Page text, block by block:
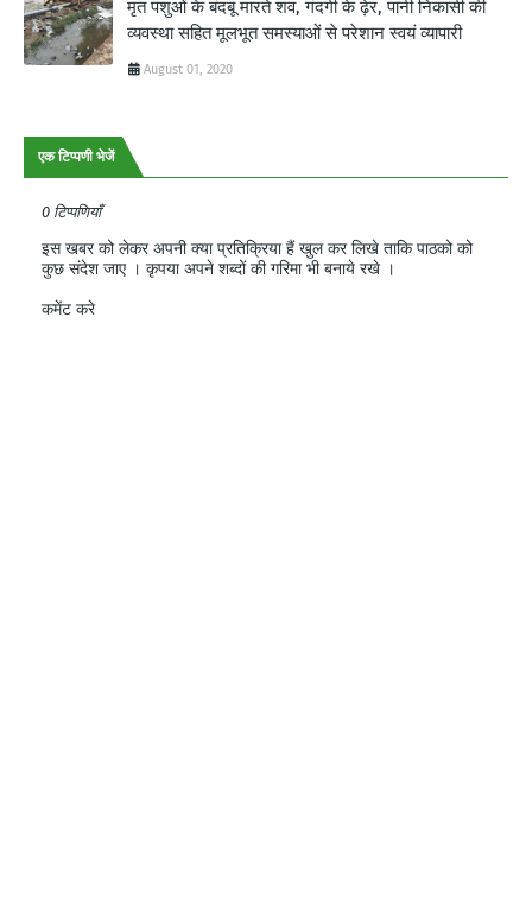
मृत पशुओं के बंदबू मारते शव, गंदगी के ढ़ेर, पानी निकासी की
व्यवस्था सहित मूलभूत समस्याओं से परेशान स्वयं व्यापारी
August 01, 2020
एक टिप्पणी भेजें
0 टिप्पणियाँ
इस खबर को लेकर अपनी क्या प्रतिक्रिया हैं खुल कर लिखे ताकि पाठको को
कुछ संदेश जाए । कृपया अपने शब्दों की गरिमा भी बनाये रखे ।
कमेंट करे